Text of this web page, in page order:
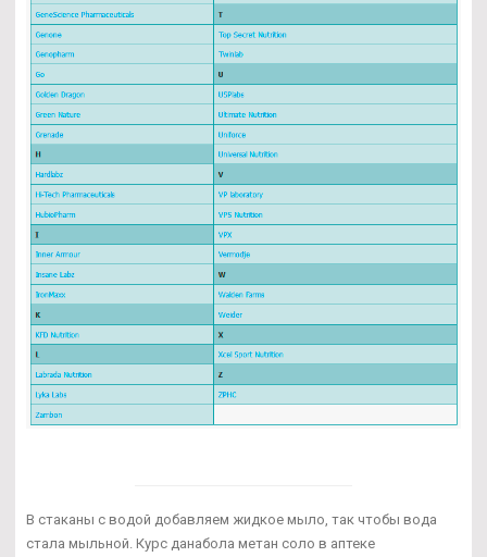
В стаканы с водой добавляем жидкое мыло, так чтобы вода
стала мыльной. Курс данабола метан соло в аптеке